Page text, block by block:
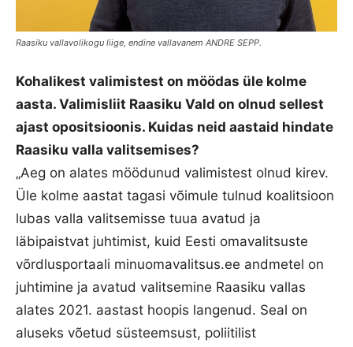
Raasiku vallavolikogu liige, endine vallavanem ANDRE SEPP.
Kohalikest valimistest on möödas üle kolme
aasta. Valimisliit Raasiku Vald on olnud sellest
ajast opositsioonis. Kuidas neid aastaid hindate
Raasiku valla valitsemises?
„Aeg on alates möödunud valimistest olnud kirev.
Üle kolme aastat tagasi võimule tulnud koalitsioon
lubas valla valitsemisse tuua avatud ja
läbipaistvat juhtimist, kuid Eesti omavalitsuste
võrdlusportaali minuomavalitsus.ee andmetel on
juhtimine ja avatud valitsemine Raasiku vallas
alates 2021. aastast hoopis langenud. Seal on
aluseks võetud süsteemsust, poliitilist